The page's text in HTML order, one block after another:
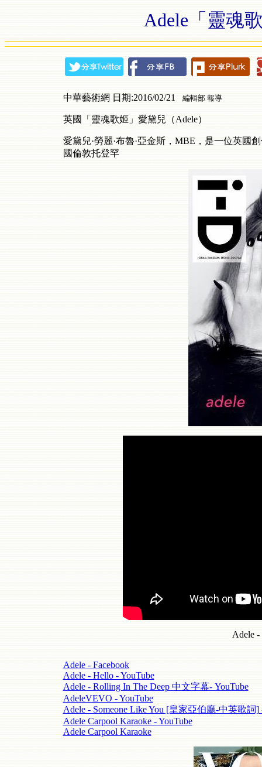
Adele「靈魂
中華藝術網 日期:2016/02/21 編輯部 報導
英國「靈魂歌姬」愛黛兒（Adele）
愛黛兒·勞麗·布魯·亞金斯，MBE，是一位英國
國倫敦托登罕
Adele
Adele - Facebook
Adele - Hello - YouTube
Adele - Rolling In The Deep 中文字幕- YouTube
AdeleVEVO - YouTube
Adele - Someone Like You [皇家亞伯廳-中英歌詞]
Adele Carpool Karaoke - YouTube
Adele Carpool Karaoke